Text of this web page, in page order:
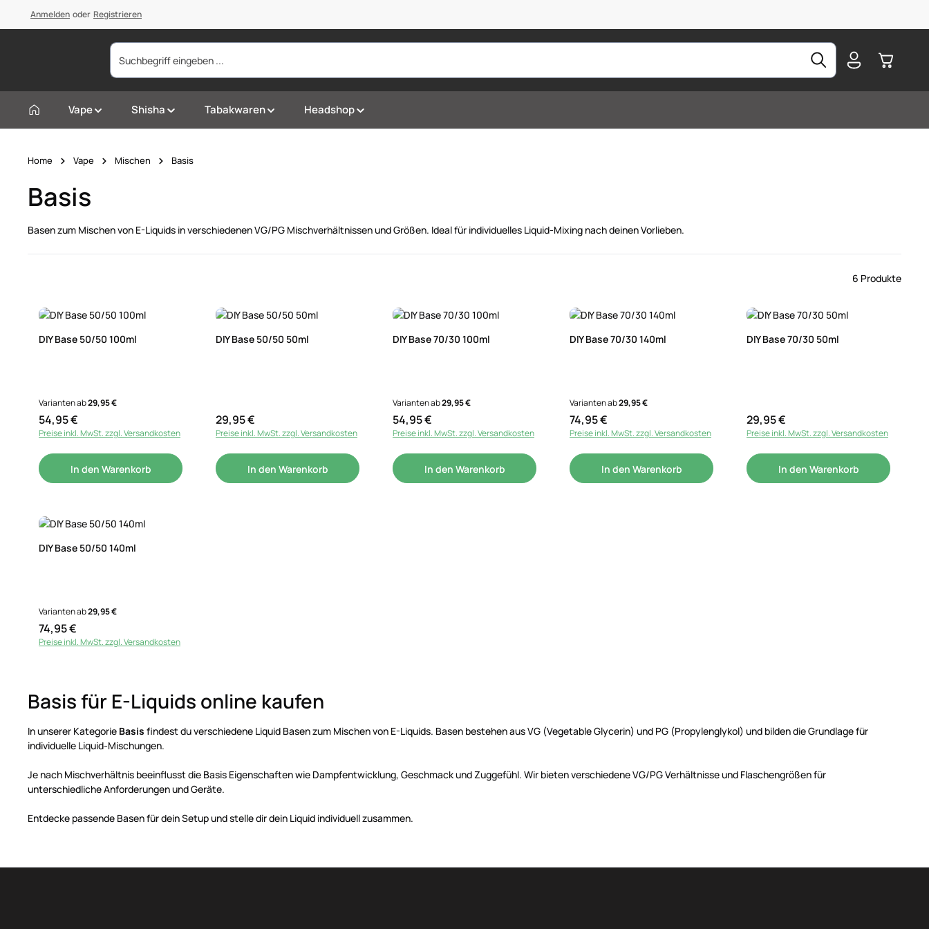
Zur Hauptnavigation springen
Anmelden oder Registrieren
Vape Shisha Tabakwaren Headshop
Home Vape Mischen Basis
Basis
Basen zum Mischen von E-Liquids in verschiedenen VG/PG Mischverhältnissen und Größen. Ideal für individuelles Liquid-Mixing nach deinen Vorlieben.
6 Produkte
DIY Base 50/50 100ml
Varianten ab29,95 €
Regulärer Preis:
54,95 €
Preise inkl. MwSt. zzgl. Versandkosten
In den Warenkorb
DIY Base 50/50 50ml
Regulärer Preis:
29,95 €
Preise inkl. MwSt. zzgl. Versandkosten
In den Warenkorb
DIY Base 70/30 100ml
Varianten ab29,95 €
Regulärer Preis:
54,95 €
Preise inkl. MwSt. zzgl. Versandkosten
In den Warenkorb
DIY Base 70/30 140ml
Varianten ab29,95 €
Regulärer Preis:
74,95 €
Preise inkl. MwSt. zzgl. Versandkosten
In den Warenkorb
DIY Base 70/30 50ml
Regulärer Preis:
29,95 €
Preise inkl. MwSt. zzgl. Versandkosten
In den Warenkorb
DIY Base 50/50 140ml
Varianten ab29,95 €
Regulärer Preis:
74,95 €
Preise inkl. MwSt. zzgl. Versandkosten
Basis für E-Liquids online kaufen
In unserer Kategorie Basis findest du verschiedene Liquid Basen zum Mischen von E-Liquids. Basen bestehen aus VG (Vegetable Glycerin) und PG (Propylenglykol) und bilden die Grundlage für
individuelle Liquid-Mischungen.
Je nach Mischverhältnis beeinflusst die Basis Eigenschaften wie Dampfentwicklung, Geschmack und Zuggefühl. Wir bieten verschiedene VG/PG Verhältnisse und Flaschengrößen für
unterschiedliche Anforderungen und Geräte.
Entdecke passende Basen für dein Setup und stelle dir dein Liquid individuell zusammen.